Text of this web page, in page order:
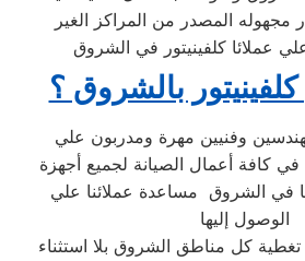
مجهوله المصدر من المراكز الغير
عملائا كلفينيتور في الشروق
كلفينيتور بالشروق ؟
كافة أعمال الصيانة لجميع أجهزة
في الشروق مساعدة عملائنا علي
الوصول إليها
كل مناطق الشروق بلا استثناء